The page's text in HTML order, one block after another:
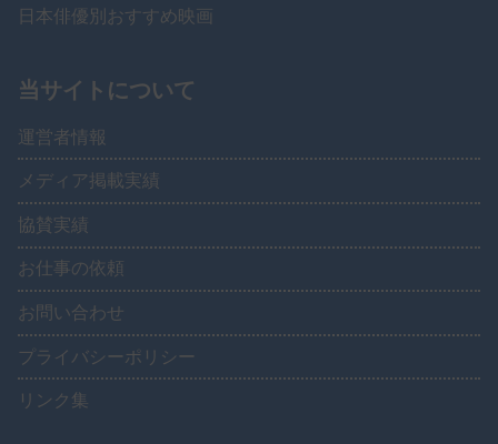
日本俳優別おすすめ映画
当サイトについて
運営者情報
メディア掲載実績
協賛実績
お仕事の依頼
お問い合わせ
プライバシーポリシー
リンク集